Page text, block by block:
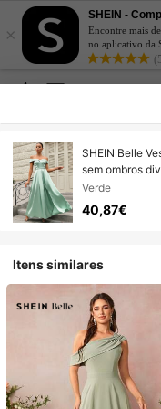
×
SHEIN -
Encontre mais
no aplicativo da
SHEIN Belle
sem ombros
Verde
40,87€
Itens similares